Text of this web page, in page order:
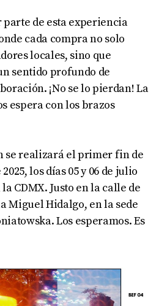
parte de esta experiencia
cada compra no solo
locales, sino que
sentido profundo de
¡No se lo pierdan! La
espera con los brazos
se realizará el primer fin de
los días 05 y 06 de julio
la CDMX. Justo en la calle de
Miguel Hidalgo, en la sede
Los esperamos. Es